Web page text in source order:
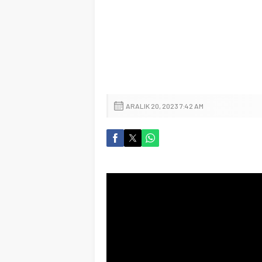
ARALIK 20, 2023 7:42 AM